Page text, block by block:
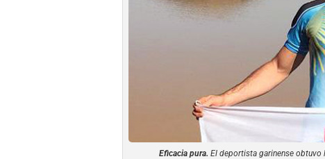
Eficacia pura. El deportista garinense obtuvo